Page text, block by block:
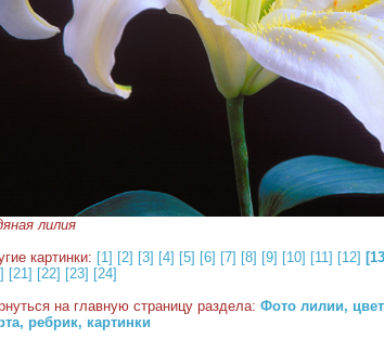
лилия
картинки: [1] [2] [3] [4] [5] [6] [7] [8] [9] [10] [11] [12]
[21] [22] [23] [24]
на главную страницу раздела: Фото лилии,
ребрик, картинки